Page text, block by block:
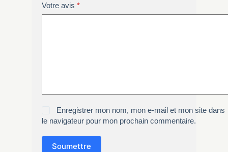
Votre avis *
Enregistrer mon nom, mon e-mail et mon site dans
le navigateur pour mon prochain commentaire.
Soumettre